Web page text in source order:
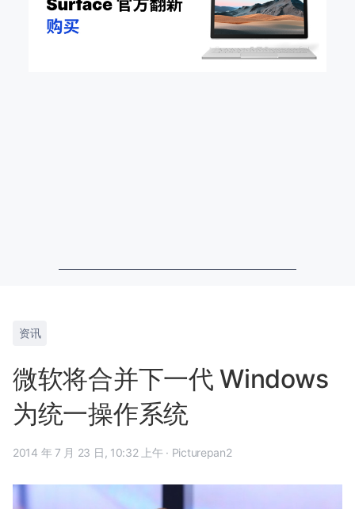
资讯
微软将合并下一代 Windows
为统一操作系统
2014 年 7 月 23 日, 10:32 上午 · Picturepan2